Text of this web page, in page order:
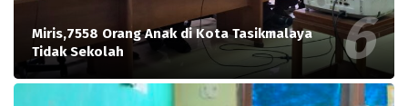
Miris,7558 Orang Anak di Kota Tasikmalaya
Tidak Sekolah